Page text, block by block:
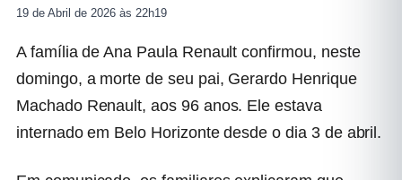
19 de Abril de 2026 às 22h19
A família de Ana Paula Renault confirmou, neste
domingo, a morte de seu pai, Gerardo Henrique
Machado Renault, aos 96 anos. Ele estava
internado em Belo Horizonte desde o dia 3 de abril.